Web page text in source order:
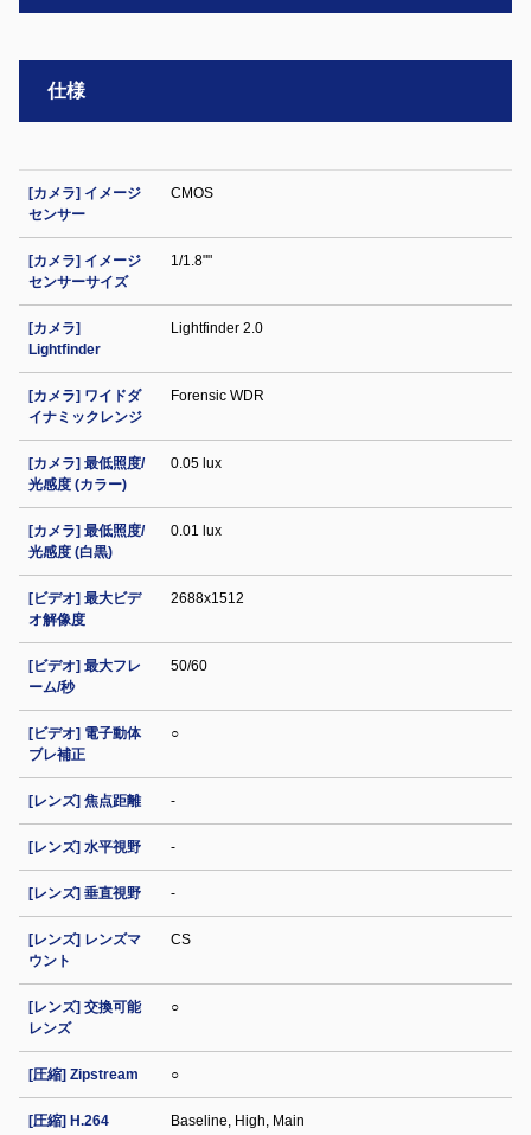
仕様
[カメラ] イメージ
センサー
CMOS
[カメラ] イメージ
センサーサイズ
1/1.8""
[カメラ]
Lightfinder
Lightfinder 2.0
[カメラ] ワイドダ
イナミックレンジ
Forensic WDR
[カメラ] 最低照度/
光感度 (カラー)
0.05 lux
[カメラ] 最低照度/
光感度 (白黒)
0.01 lux
[ビデオ] 最大ビデ
オ解像度
2688x1512
[ビデオ] 最大フレ
ーム/秒
50/60
[ビデオ] 電子動体
ブレ補正
○
[レンズ] 焦点距離 -
[レンズ] 水平視野 -
[レンズ] 垂直視野 -
[レンズ] レンズマ
ウント
CS
[レンズ] 交換可能
レンズ
○
[圧縮] Zipstream ○
[圧縮] H.264 Baseline, High, Main